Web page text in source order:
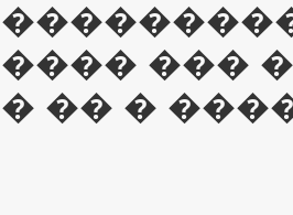
���� ���
� �� �